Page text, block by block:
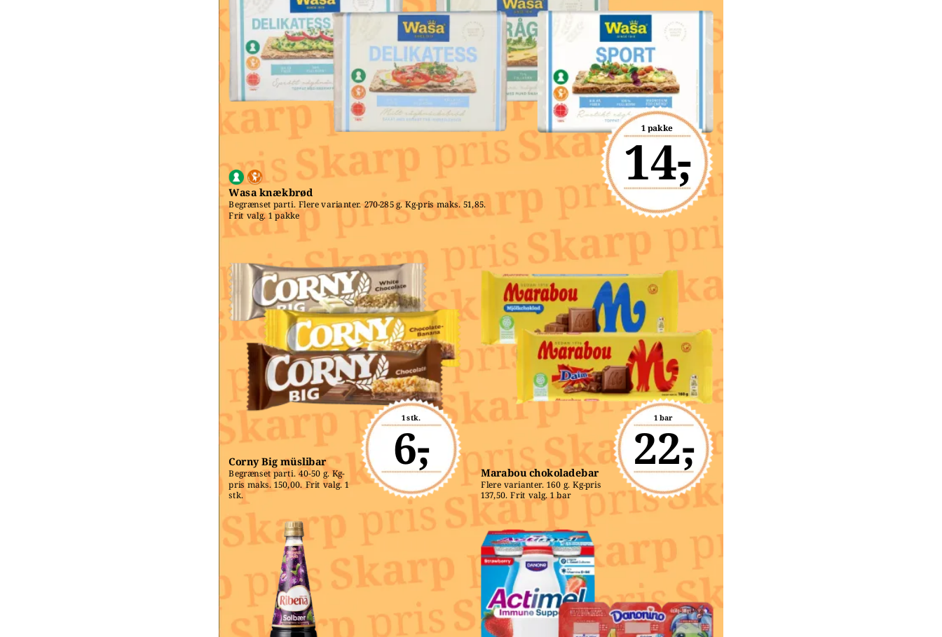
1 pakke
14,-
Wasa knækbrød
Begrænset parti. Flere varianter. 270-285 g. Kg-pris maks. 51,85.
Frit valg. 1 pakke
1 stk.
6,-
Corny Big müslibar
Begrænset parti. 40-50 g. Kg-
pris maks. 150,00. Frit valg. 1
stk.
1 bar
22,-
Marabou chokoladebar
Flere varianter. 160 g. Kg-pris
137,50. Frit valg. 1 bar